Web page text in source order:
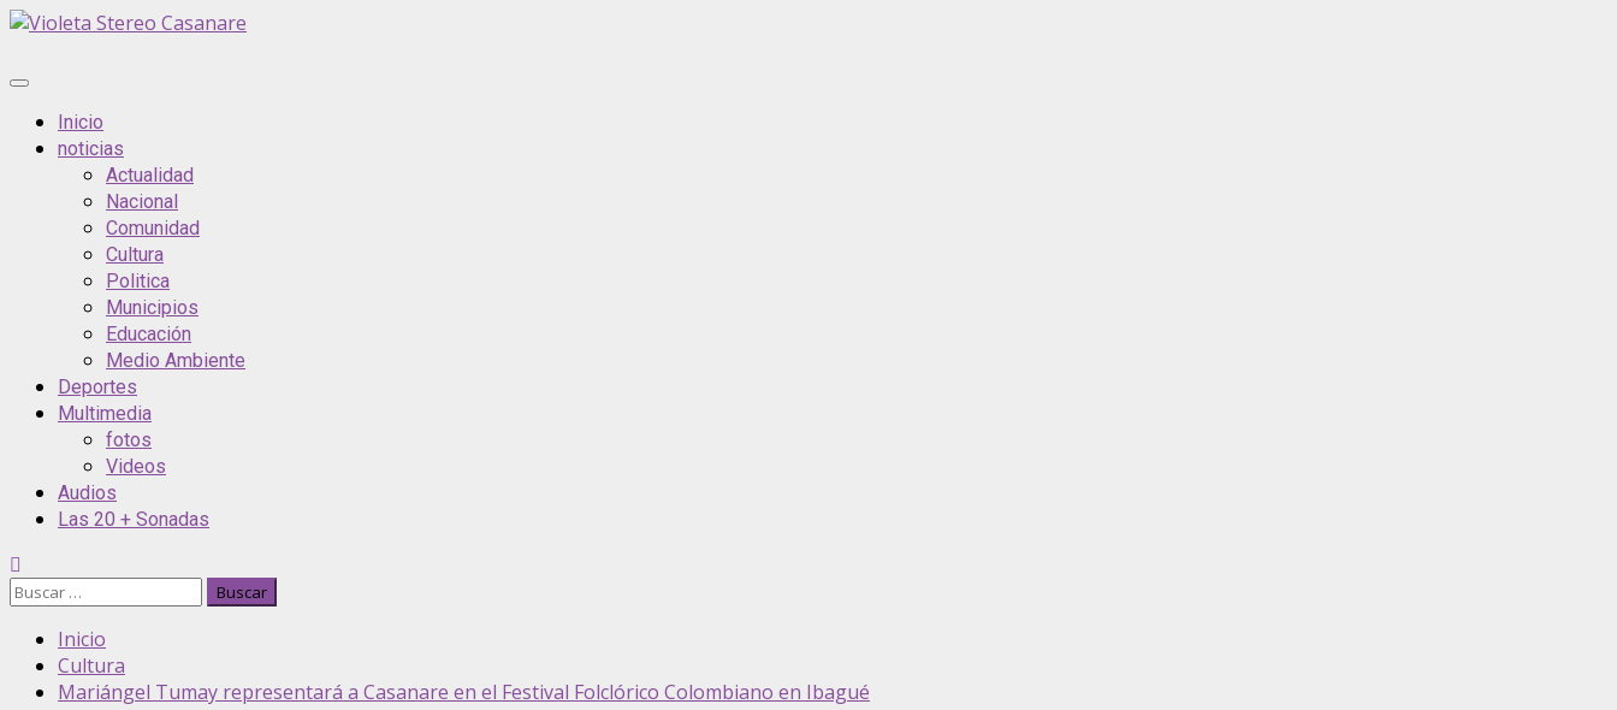
Saltar
contenido
Menú
principalInicio
noticias
Actualidad
Nacional
Comunidad
Cultura
Politica
Municipios
Educación
Medio Ambiente
Deportes
Multimedia
fotos
Videos
Audios
Las 20 + Sonadas
Buscar:
Inicio
Cultura
Mariángel Tumay representará a Casanare en el Festival Folclórico Colombiano en Ibagué